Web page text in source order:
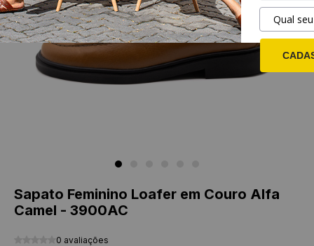
Sapato Feminino Loafer em Couro Alfa
Camel - 3900AC
0 avaliações